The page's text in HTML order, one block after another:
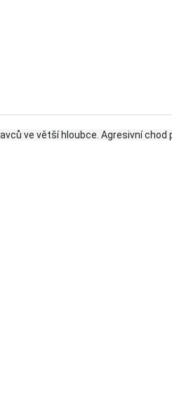
ve větší hloubce. Agresivní chod